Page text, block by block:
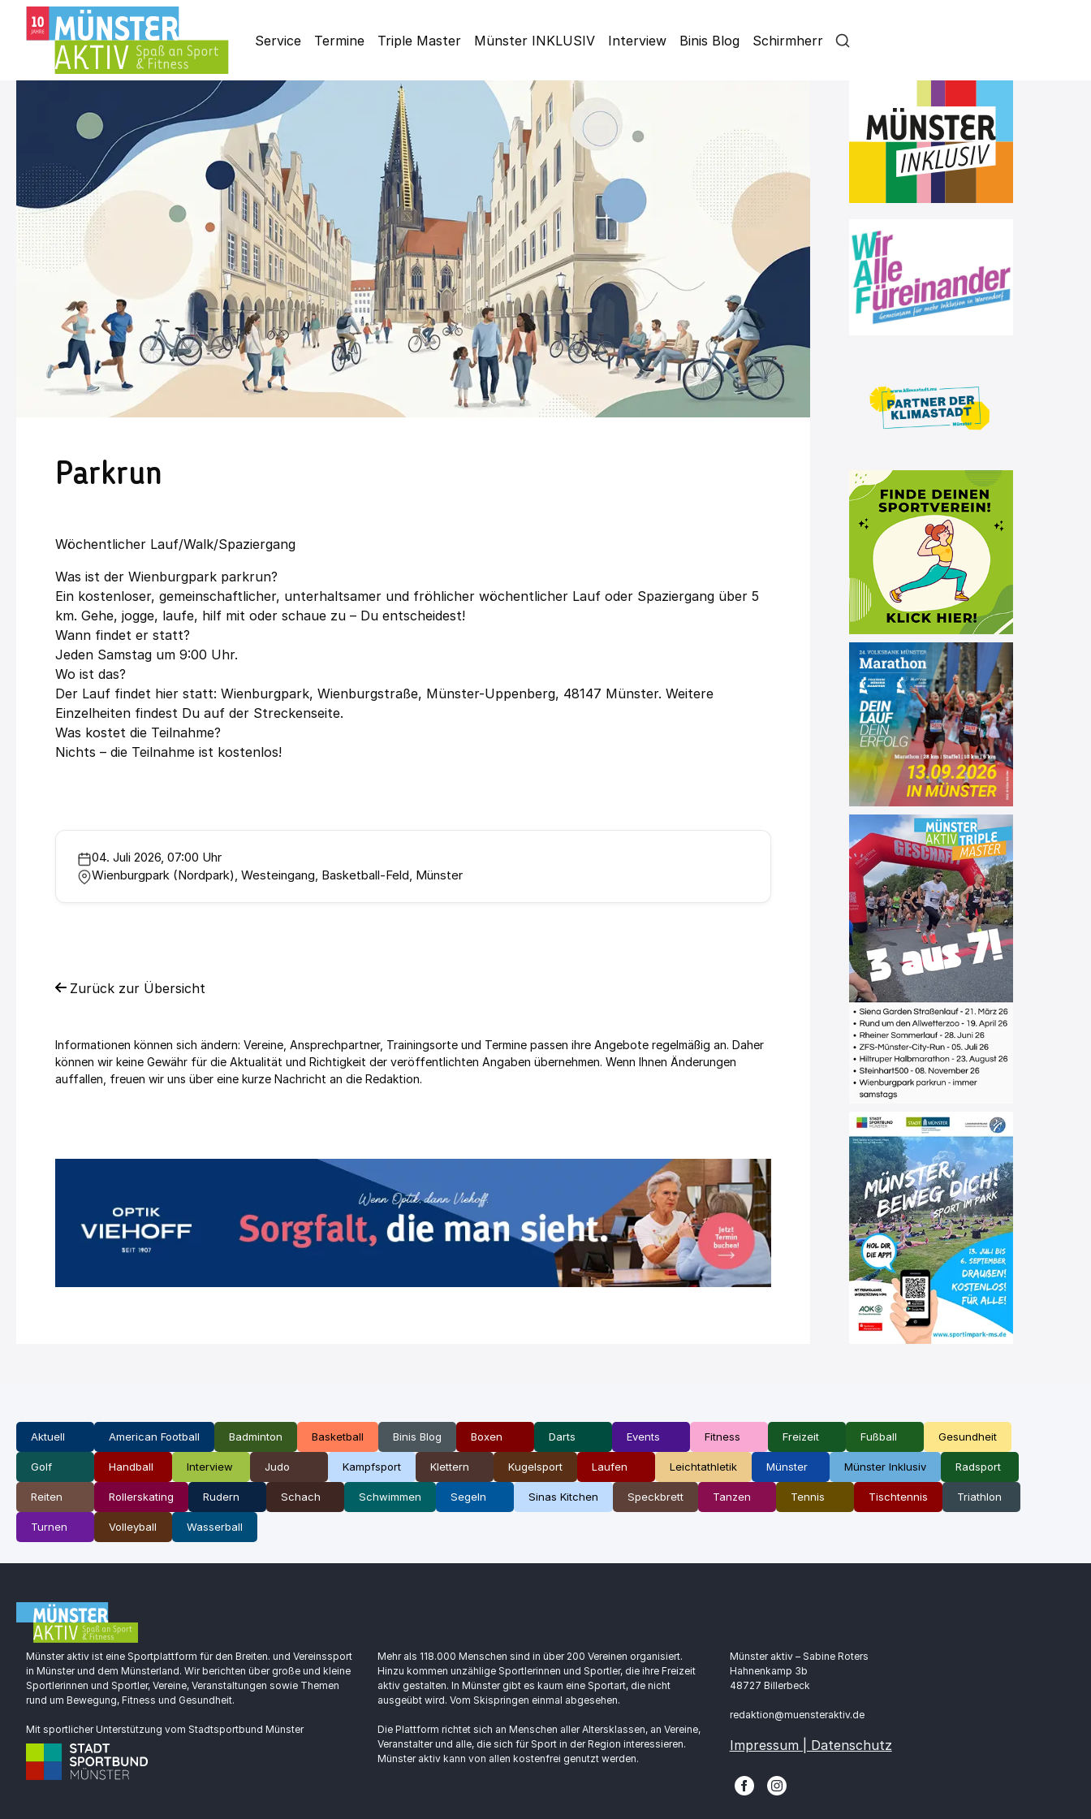
Service Termine Triple Master Münster INKLUSIV Interview Binis Blog Schirmherr
Parkrun
Wöchentlicher Lauf/Walk/Spaziergang
Was ist der Wienburgpark parkrun?
Ein kostenloser, gemeinschaftlicher, unterhaltsamer und fröhlicher wöchentlicher Lauf oder Spaziergang über 5
km. Gehe, jogge, laufe, hilf mit oder schaue zu – Du entscheidest!
Wann findet er statt?
Jeden Samstag um 9:00 Uhr.
Wo ist das?
Der Lauf findet hier statt: Wienburgpark, Wienburgstraße, Münster-Uppenberg, 48147 Münster. Weitere
Einzelheiten findest Du auf der Streckenseite.
Was kostet die Teilnahme?
Nichts – die Teilnahme ist kostenlos!
04. Juli 2026, 07:00 Uhr
Wienburgpark (Nordpark), Westeingang, Basketball-Feld, Münster
Zurück zur Übersicht
Informationen können sich ändern: Vereine, Ansprechpartner, Trainingsorte und Termine passen ihre Angebote regelmäßig an. Daher
können wir keine Gewähr für die Aktualität und Richtigkeit der veröffentlichten Angaben übernehmen. Wenn Ihnen Änderungen
auffallen, freuen wir uns über eine kurze Nachricht an die Redaktion.
Aktuell American Football Badminton Basketball Binis Blog Boxen Darts Events Fitness Freizeit Fußball Gesundheit
Golf Handball Interview Judo Kampfsport Klettern Kugelsport Laufen Leichtathletik Münster Münster Inklusiv Radsport
Reiten Rollerskating Rudern Schach Schwimmen Segeln Sinas Kitchen Speckbrett Tanzen Tennis Tischtennis Triathlon
Turnen Volleyball Wasserball
Münster aktiv ist eine Sportplattform für den Breiten. und Vereinssport
in Münster und dem Münsterland. Wir berichten über große und kleine
Sportlerinnen und Sportler, Vereine, Veranstaltungen sowie Themen
rund um Bewegung, Fitness und Gesundheit.
Mit sportlicher Unterstützung vom Stadtsportbund Münster
Mehr als 118.000 Menschen sind in über 200 Vereinen organisiert.
Hinzu kommen unzählige Sportlerinnen und Sportler, die ihre Freizeit
aktiv gestalten. In Münster gibt es kaum eine Sportart, die nicht
ausgeübt wird. Vom Skispringen einmal abgesehen.
Die Plattform richtet sich an Menschen aller Altersklassen, an Vereine,
Veranstalter und alle, die sich für Sport in der Region interessieren.
Münster aktiv kann von allen kostenfrei genutzt werden.
Münster aktiv – Sabine Roters
Hahnenkamp 3b
48727 Billerbeck
redaktion@muensteraktiv.de
Impressum | Datenschutz